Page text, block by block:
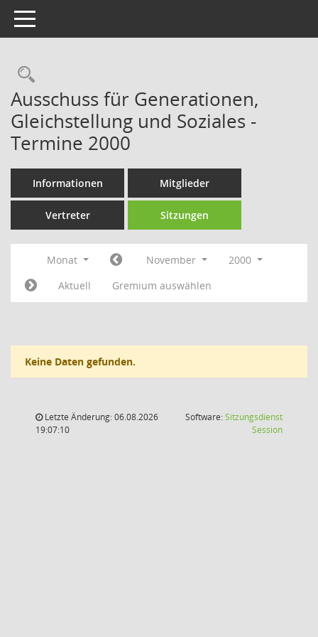
Toggle navigation
Rechercheauswahl
Ausschuss für Generationen,
Gleichstellung und Soziales -
Termine 2000
Informationen Mitglieder
Vertreter Sitzungen
Monat November
2000
Aktuell
Gremium auswählen
Keine Daten gefunden.
Letzte Änderung: 06.08.2026
19:07:10
Software:Sitzungsdienst
Session(Wird in